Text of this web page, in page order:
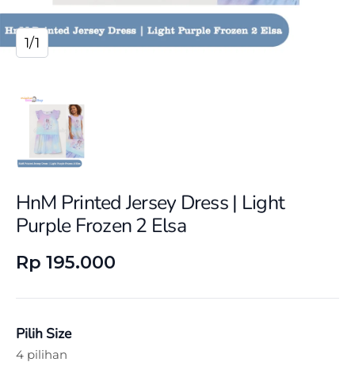
1/1
HnM Printed Jersey Dress | Light
Purple Frozen 2 Elsa
Rp 195.000
Pilih Size
4 pilihan